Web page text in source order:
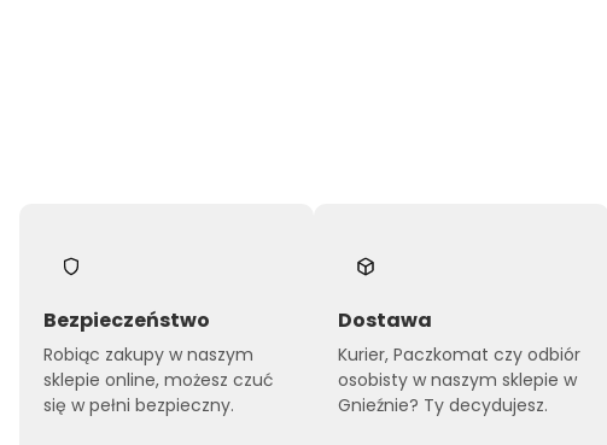
Bezpieczeństwo
Robiąc zakupy w naszym
sklepie online, możesz czuć
się w pełni bezpieczny.
Dostawa
Kurier, Paczkomat czy odbiór
osobisty w naszym sklepie w
Gnieźnie? Ty decydujesz.